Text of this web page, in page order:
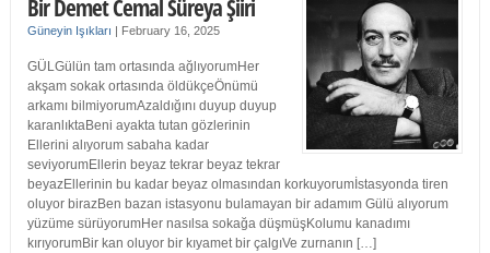
Bir Demet Cemal Süreya Şiiri
Güneyin Işıkları | February 16, 2025
GÜLGülün tam ortasında ağlıyorumHer
akşam sokak ortasında öldükçeÖnümü
arkamı bilmiyorumAzaldığını duyup duyup
karanlıktaBeni ayakta tutan gözlerinin
Ellerini alıyorum sabaha kadar
seviyorumEllerin beyaz tekrar beyaz tekrar
beyazEllerinin bu kadar beyaz olmasından korkuyorumİstasyonda tiren
oluyor birazBen bazan istasyonu bulamayan bir adamım Gülü alıyorum
yüzüme sürüyorumHer nasılsa sokağa düşmüşKolumu kanadımı
kırıyorumBir kan oluyor bir kıyamet bir çalgıVe zurnanın […]